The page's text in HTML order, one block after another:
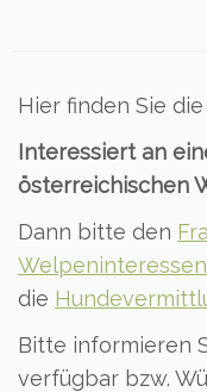
Hier finden Sie
Interessiert an
österreichischen
Dann bitte den
die
Bitte informieren
verfügbar bzw.